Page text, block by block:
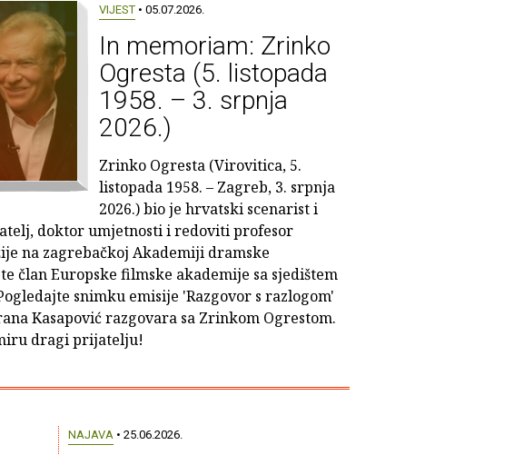
VIJEST • 05.07.2026.
In memoriam: Zrinko
Ogresta (5. listopada
1958. – 3. srpnja
2026.)
Zrinko Ogresta (Virovitica, 5.
listopada 1958. – Zagreb, 3. srpnja
2026.) bio je hrvatski scenarist i
doktor umjetnosti i redoviti profesor
na zagrebačkoj Akademiji dramske
član Europske filmske akademije sa sjedištem
snimku emisije 'Razgovor s razlogom'
Kasapović razgovara sa Zrinkom Ogrestom.
dragi prijatelju!
NAJAVA• 25.06.2026.